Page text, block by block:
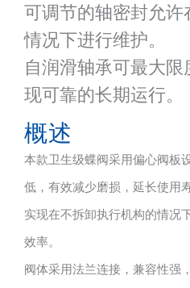
可调节的轴密封允许
情况下进行维护。
自润滑轴承可最大
现可靠的长期运行。
概述
本款卫生级蝶阀采用偏心阀板
低，有效减少磨损，延长使用
实现在不拆卸执行机构的情况
效率。
阀体采用法兰连接，兼容性强，